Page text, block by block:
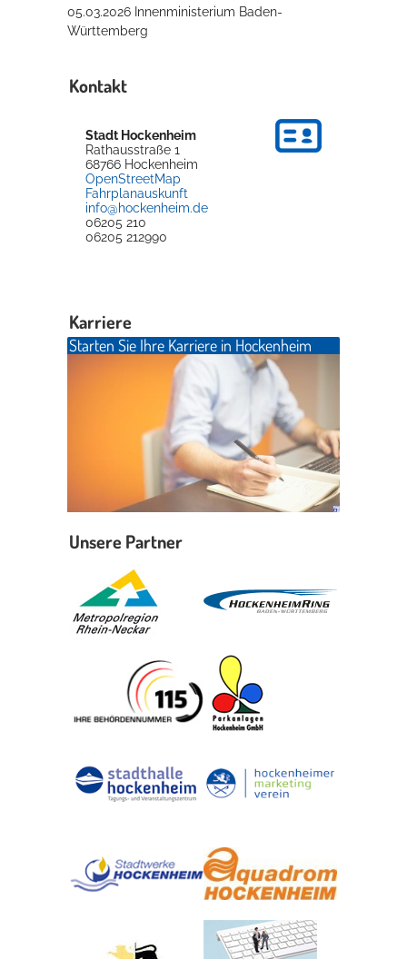
05.03.2026 Innenministerium Baden-
Württemberg
Kontakt
Stadt Hockenheim
Rathausstraße 1
68766 Hockenheim
OpenStreetMap
Fahrplanauskunft
info@hockenheim.de
06205 210
06205 212990
Karriere
Starten Sie Ihre Karriere in Hockenheim
Unsere Partner